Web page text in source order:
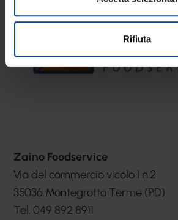
Rifiuta
Zaino Foodservice
Via del commercio vicolo I n.2
35036 Montegrotto Terme (PD)
Tel. 049 892 8911